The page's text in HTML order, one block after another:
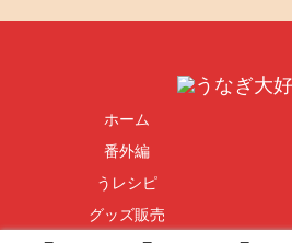
ホーム
番外編
うレシピ
グッズ販売